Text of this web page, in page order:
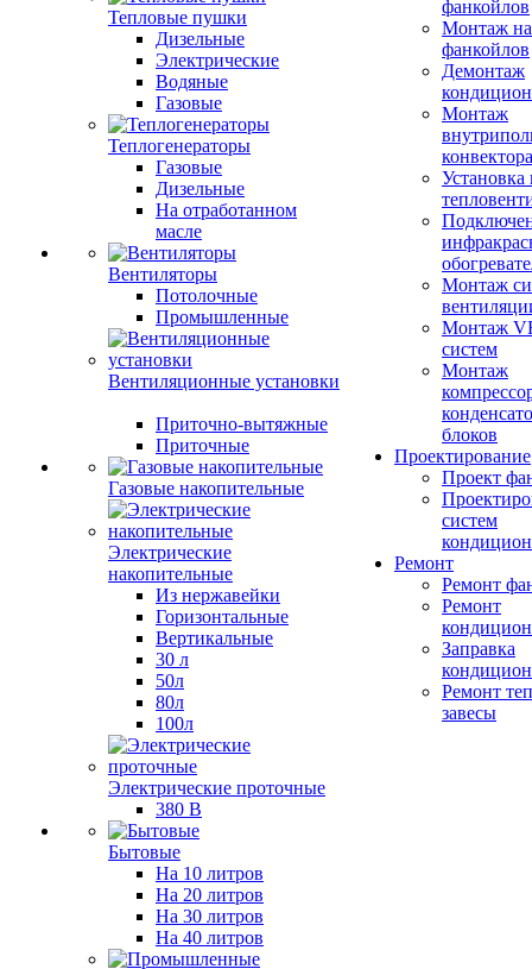
Тепловые пушки
Дизельные
Электрические
Водяные
Газовые
Теплогенераторы
Газовые
Дизельные
На отработанном
масле
Вентиляторы
Потолочные
Промышленные
Вентиляционные установки
Приточно-вытяжные
Приточные
Газовые накопительные
Электрические
накопительные
Из нержавейки
Горизонтальные
Вертикальные
30 л
50л
80л
100л
Электрические проточные
380 В
Бытовые
На 10 литров
На 20 литров
На 30 литров
На 40 литров
фанкойлов
Монтаж
фанкойлов
Демонтаж
Монтаж
конвектора
Установка
Монтаж
Монтаж
систем
Монтаж
блоков
Проектирование
Проект
систем
Ремонт
Ремонт
Ремонт
Заправка
Ремонт
завесы